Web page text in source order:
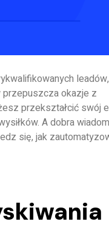
przepuszcza okazje z
przekształcić swój
A dobra
się, jak